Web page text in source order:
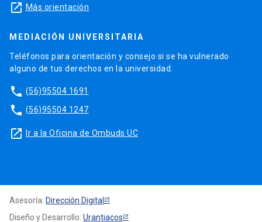
launch Más orientación
MEDIACIÓN UNIVERSITARIA
Teléfonos para orientación y consejo si se ha vulnerado
alguno de tus derechos en la universidad.
phone (56)95504 1691
phone (56)95504 1247
launch Ir a la Oficina de Ombuds UC
Asesoría: Dirección Digital
Diseño y Desarrollo: Urantiacos